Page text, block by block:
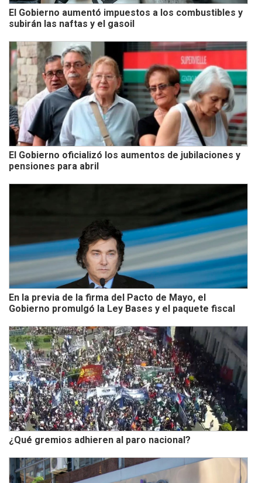
El Gobierno aumentó impuestos a los combustibles y
subirán las naftas y el gasoil
El Gobierno oficializó los aumentos de jubilaciones y
pensiones para abril
En la previa de la firma del Pacto de Mayo, el
Gobierno promulgó la Ley Bases y el paquete fiscal
¿Qué gremios adhieren al paro nacional?